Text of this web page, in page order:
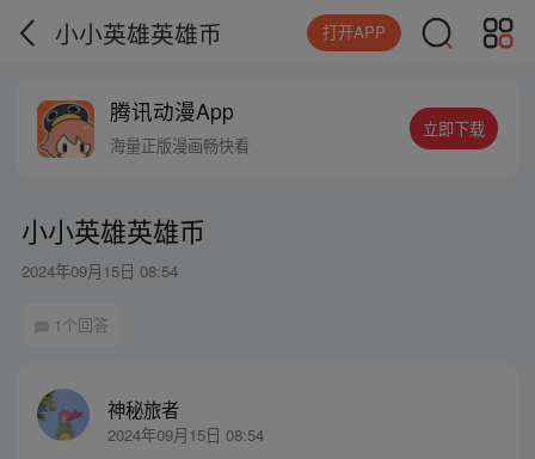
小小英雄英雄币 打开APP
腾讯动漫App
海量正版漫画畅快看
立即下载
小小英雄英雄币
2024年09月15日 08:54
1个回答
神秘旅者
2024年09月15日 08:54